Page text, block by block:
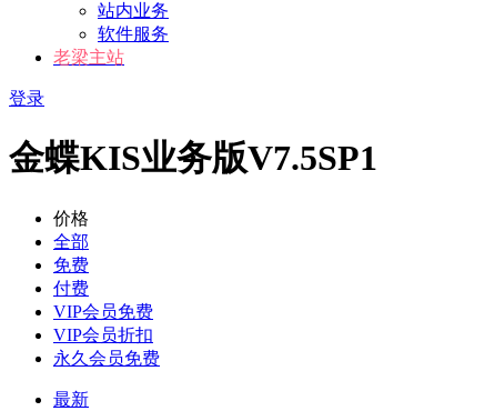
站内业务
软件服务
老梁主站
登录
金蝶KIS业务版V7.5SP1
价格
全部
免费
付费
VIP会员免费
VIP会员折扣
永久会员免费
最新